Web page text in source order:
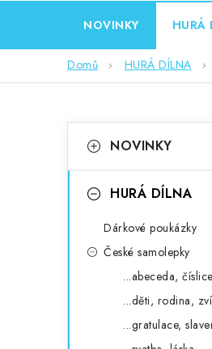
NOVINKY HURÁ
Domů HURÁ DÍLNA
okategorie
a
NOVINKY
HURÁ DÍLNA
Dárkové poukázky
České samolepky
...abeceda,
...děti, rodina,
...gratulace,